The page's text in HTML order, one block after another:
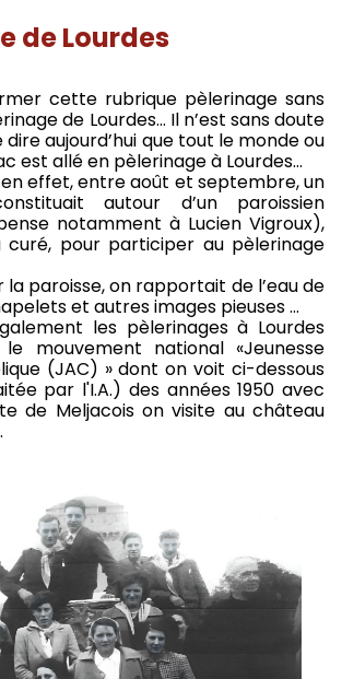
de Lourdes
cette rubrique pèlerinage sans
de Lourdes… Il n’est sans doute
aujourd’hui que tout le monde ou
est allé en pèlerinage à Lourdes…
effet, entre août et septembre, un
autour d’un paroissien
notamment à Lucien Vigroux),
curé, pour participer au pèlerinage
paroisse, on rapportait de l’eau de
et autres images pieuses …
les pèlerinages à Lourdes
mouvement national «Jeunesse
(JAC) » dont on voit ci-dessous
par l'I.A.) des années 1950 avec
de Meljacois on visite au château